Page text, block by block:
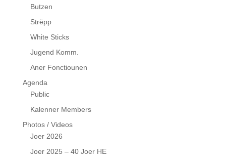
Butzen
Strëpp
White Sticks
Jugend Komm.
Aner Fonctiounen
Agenda
Public
Kalenner Members
Photos / Videos
Joer 2026
Joer 2025 – 40 Joer HE